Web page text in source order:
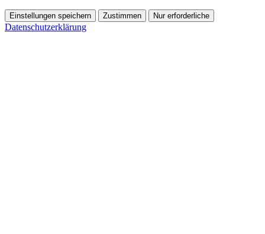
Einstellungen speichern Zustimmen Nur erforderliche
Datenschutzerklärung